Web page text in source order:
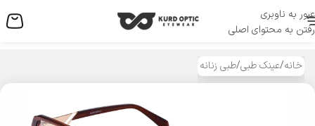
عبور به ناوبری
رفتن به محتوای اصلی
منو
خانه/عینک طبی/طبی زنانه